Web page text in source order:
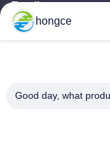
Email
hongce
Good day, what